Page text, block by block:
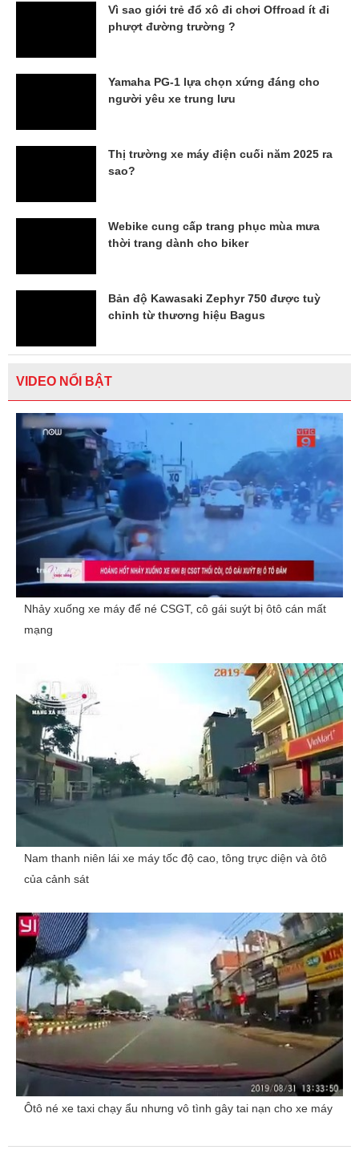
Vì sao giới trẻ đổ xô đi chơi Offroad ít đi
phượt đường trường ?
Yamaha PG-1 lựa chọn xứng đáng cho
người yêu xe trung lưu
Thị trường xe máy điện cuối năm 2025 ra
sao?
Webike cung cấp trang phục mùa mưa
thời trang dành cho biker
Bản độ Kawasaki Zephyr 750 được tuỳ
chỉnh từ thương hiệu Bagus
VIDEO NỔI BẬT
Nhảy xuống xe máy để né CSGT, cô gái suýt bị ôtô cán mất
mạng
Nam thanh niên lái xe máy tốc độ cao, tông trực diện và ôtô
của cảnh sát
Ôtô né xe taxi chạy ẩu nhưng vô tình gây tai nạn cho xe máy